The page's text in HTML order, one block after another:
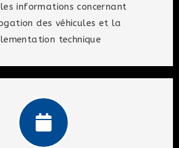
informations concernant
des véhicules et la
technique